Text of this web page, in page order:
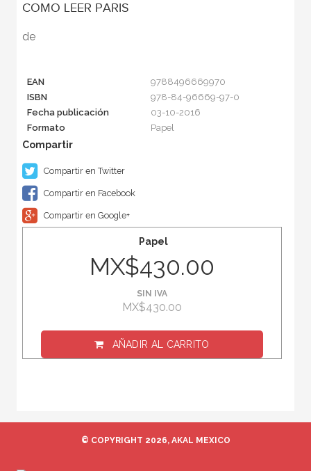
COMO LEER PARIS
de
EAN
9788496669970
ISBN
978-84-96669-97-0
Fecha publicación
03-10-2016
Formato
Papel
Compartir en Twitter
Compartir en Facebook
Compartir en Google+
Papel
MX$430.00
SIN IVA
MX$430.00
AÑADIR AL CARRITO
© COPYRIGHT 2026, AKAL MEXICO